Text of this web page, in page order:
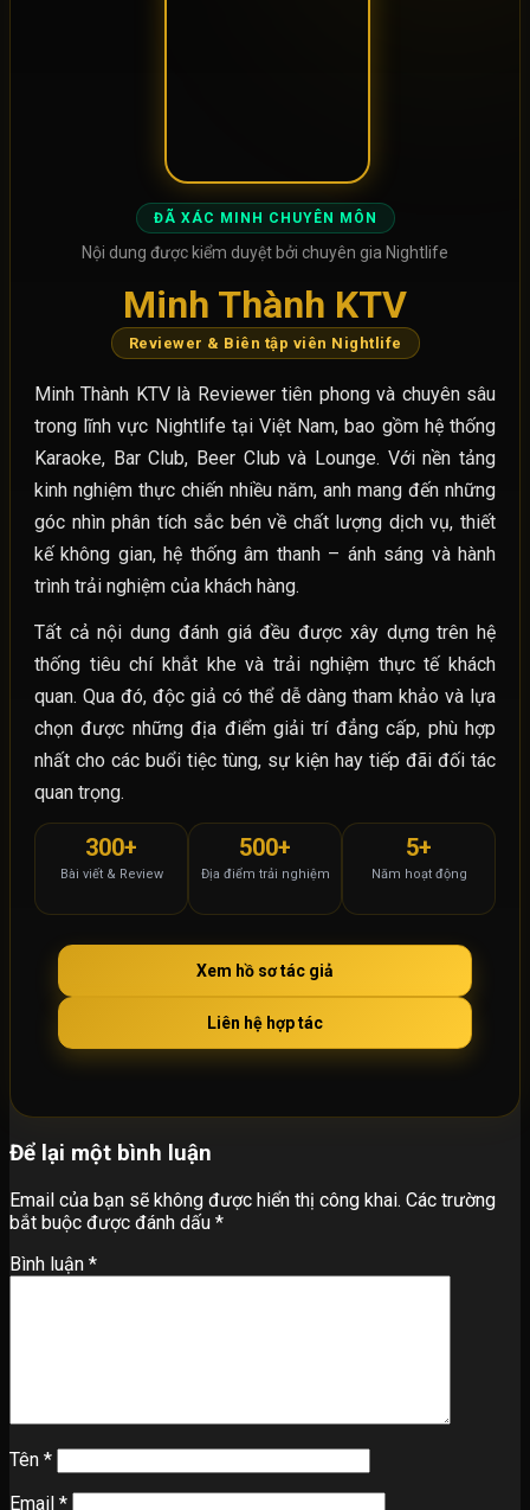
ĐÃ XÁC MINH CHUYÊN MÔN
Nội dung được kiểm duyệt bởi chuyên gia Nightlife
Minh Thành KTV
Reviewer & Biên tập viên Nightlife
Minh Thành KTV là Reviewer tiên phong và chuyên sâu
trong lĩnh vực Nightlife tại Việt Nam, bao gồm hệ thống
Karaoke, Bar Club, Beer Club và Lounge. Với nền tảng
kinh nghiệm thực chiến nhiều năm, anh mang đến những
góc nhìn phân tích sắc bén về chất lượng dịch vụ, thiết
kế không gian, hệ thống âm thanh – ánh sáng và hành
trình trải nghiệm của khách hàng.
Tất cả nội dung đánh giá đều được xây dựng trên hệ
thống tiêu chí khắt khe và trải nghiệm thực tế khách
quan. Qua đó, độc giả có thể dễ dàng tham khảo và lựa
chọn được những địa điểm giải trí đẳng cấp, phù hợp
nhất cho các buổi tiệc tùng, sự kiện hay tiếp đãi đối tác
quan trọng.
300+
Bài viết & Review
500+
Địa điểm trải nghiệm
5+
Năm hoạt động
Xem hồ sơ tác giả
Liên hệ hợp tác
Để lại một bình luận
Email của bạn sẽ không được hiển thị công khai. Các trường
bắt buộc được đánh dấu *
Bình luận *
Tên *
Email *